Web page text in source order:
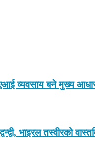
व्यवसाय बने मुख्य
भाइरल तस्वीरको